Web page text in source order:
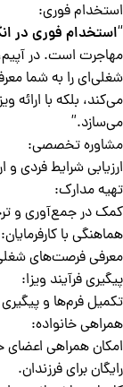
استخدام فوری:
“استخدام فوری در
مهاجرت است. در
شغلی‌ای را به شما
می‌کند، بلکه با ارائه
می‌سازد.”
مشاوره تخصصی:
ارزیابی شرایط فردی و
تهیه مدارک:
کمک در جمع‌آوری و
هماهنگی با کارفرمایان:
معرفی فرصت‌های
پیگیری فرآیند ویزا:
تکمیل فرم‌ها و
همراهی خانواده:
رایگان برای فرزندان.